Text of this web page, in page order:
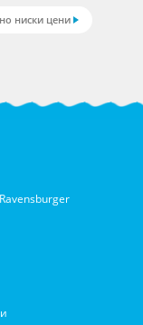
ниски цени
Ravensburger